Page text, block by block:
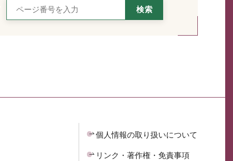
個人情報の取り扱いについて
リンク・著作権・免責事項